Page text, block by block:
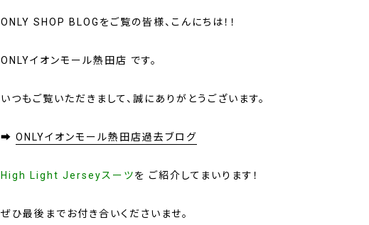
ONLY SHOP BLOGをご覧の皆様、こんにちは！！
ONLYイオンモール熱田店 です。
いつもご覧いただきまして、誠にありがとうございます。
➡ ONLYイオンモール熱田店過去ブログ
High Light Jerseyスーツを ご紹介してまいります！
ぜひ最後までお付き合いくださいませ。